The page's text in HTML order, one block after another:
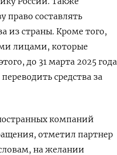
право составлять
из страны. Кроме того,
лицами, которые
до 31 марта 2025 года
средства за
компаний
отметил партнер
на желании